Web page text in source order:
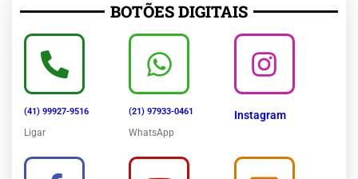
BOTÕES DIGITAIS
(41) 99927-9516
Ligar
(21) 97933-0461
WhatsApp
Instagram